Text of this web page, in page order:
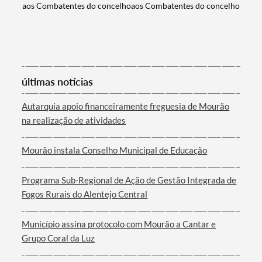
aos Combatentes do concelhoaos Combatentes do concelho
últimas notícias
Autarquia apoio financeiramente freguesia de Mourão
na realização de atividades
Mourão instala Conselho Municipal de Educação
Programa Sub-Regional de Ação de Gestão Integrada de
Fogos Rurais do Alentejo Central
Município assina protocolo com Mourão a Cantar e
Grupo Coral da Luz